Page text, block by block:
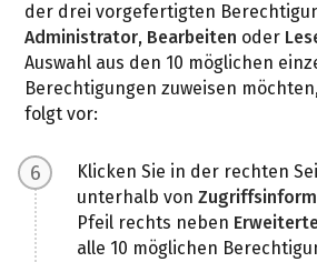
der drei vorgefertigten
Administrator, Bearbeiten oder
Auswahl aus den 10 möglichen
Berechtigungen zuweisen
folgt vor:
Klicken Sie in der rechten
unterhalb von
Pfeil rechts neben
alle 10 möglichen